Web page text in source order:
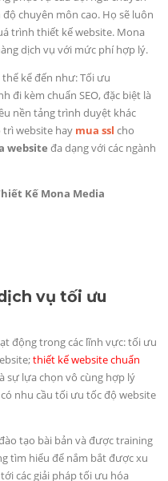
chuyên môn cao. Họ sẽ luôn
trình thiết kế website. Mona
dịch vụ với mức phí hợp lý.
kể đến như: Tối ưu
đi kèm chuẩn SEO, đặc biệt là
nền tảng trình duyệt khác
trì website hay mua ssl cho
website đa dạng với các ngành
Kế Mona Media
vụ tối ưu
động trong các lĩnh vực: tối ưu
thiết kế website chuẩn
sự lựa chọn vô cùng hợp lý
nhu cầu tối ưu tốc độ website
tạo bài bản và được training
tìm hiểu để nắm bắt được xu
các giải pháp tối ưu hóa